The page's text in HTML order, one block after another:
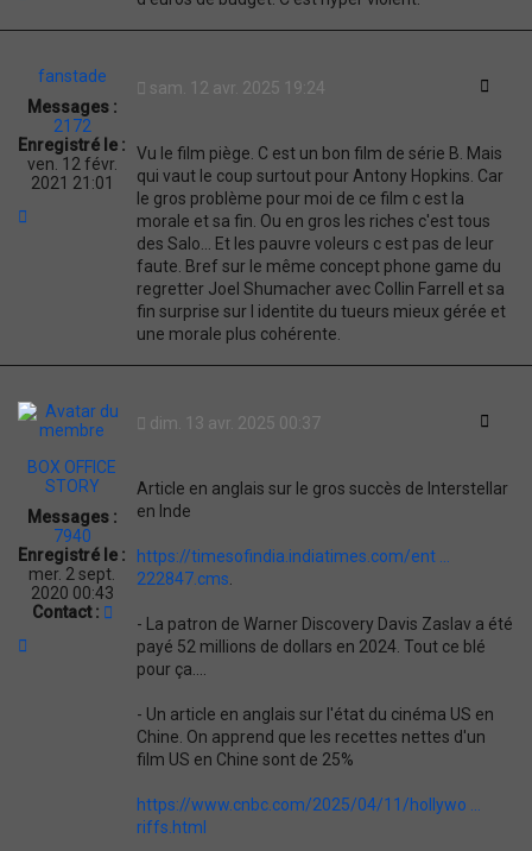
u
fanstade
Messages :
2172
Enregistré le :
ven. 12 févr.
2021 21:01
sam. 12 avr. 2025 19:24
Vu le film piège. C est un bon film de série B. Mais
qui vaut le coup surtout pour Antony Hopkins. Car
le gros problème pour moi de ce film c est la
morale et sa fin. Ou en gros les riches c'est tous
des Salo... Et les pauvre voleurs c est pas de leur
faute. Bref sur le même concept phone game du
regretter Joel Shumacher avec Collin Farrell et sa
fin surprise sur l identite du tueurs mieux gérée et
une morale plus cohérente.
BOX OFFICE
STORY
Messages :
7940
Enregistré le :
mer. 2 sept.
2020 00:43
Contact :
C
dim. 13 avr. 2025 00:37
Article en anglais sur le gros succès de Interstellar
en Inde
https://timesofindia.indiatimes.com/ent ...
222847.cms.
- La patron de Warner Discovery Davis Zaslav a été
payé 52 millions de dollars en 2024. Tout ce blé
pour ça....
- Un article en anglais sur l'état du cinéma US en
Chine. On apprend que les recettes nettes d'un
film US en Chine sont de 25%
https://www.cnbc.com/2025/04/11/hollywo ...
riffs.html